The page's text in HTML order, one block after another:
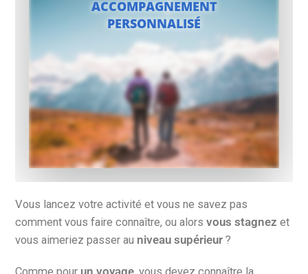
ACCOMPAGNEMENT
PERSONNALISÉ
Vous lancez votre activité et vous ne savez pas
comment vous faire connaître, ou alorsvous stagnez et
vous aimeriez passer au niveau supérieur ?